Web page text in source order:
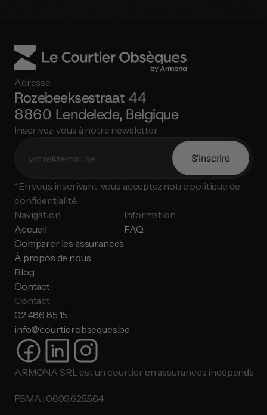
Adresse
Rozebeeksestraat 44
8860 Lendelede, Belgique
Inscrivez-vous à notre newsletter
S'inscrire
*En vous inscrivant, vous acceptez notre politique de
confidentialité.
Navigation
Accueil
Comparer les assurances
À propos de nous
Blog
Contact
Information
FAQ
Contact
02 486 85 15
info@courtierobseques.be
ARMONA SRL est un courtier en assurances indépendant.
FSMA : 0699.625.564